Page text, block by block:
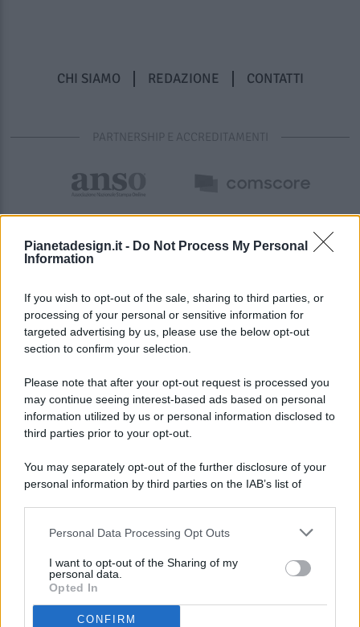
Pianetadesign.it - Do Not Process My Personal
Information
If you wish to opt-out of the sale, sharing to third parties, or
processing of your personal or sensitive information for
targeted advertising by us, please use the below opt-out
section to confirm your selection.
Please note that after your opt-out request is processed you
may continue seeing interest-based ads based on personal
information utilized by us or personal information disclosed to
third parties prior to your opt-out.
You may separately opt-out of the further disclosure of your
personal information by third parties on the IAB’s list of
This information may also be disclosed by us to third parties
disclose it to other third parties.
Personal Data Processing Opt Outs
I want to opt-out of the Sharing of my
personal data.
Opted In
CONFIRM
CHI SIAMO REDAZIONE CONTATTI
PARTNERSHIP E ACCREDITAMENTI
© 2026 - Pianeta Design - P.IVA 04827280654 - Testata
Registrata Al Tribunale Di Nocera Inferiore N. 8/2020 - RG N.
ISCRIZIONE AL ROC N. 35792 – ISCRITTA ALL’ANSO
(ASSOCIAZIONE NAZIONALE STAMPA ONLINE)
PREFERENZE PRIVACY